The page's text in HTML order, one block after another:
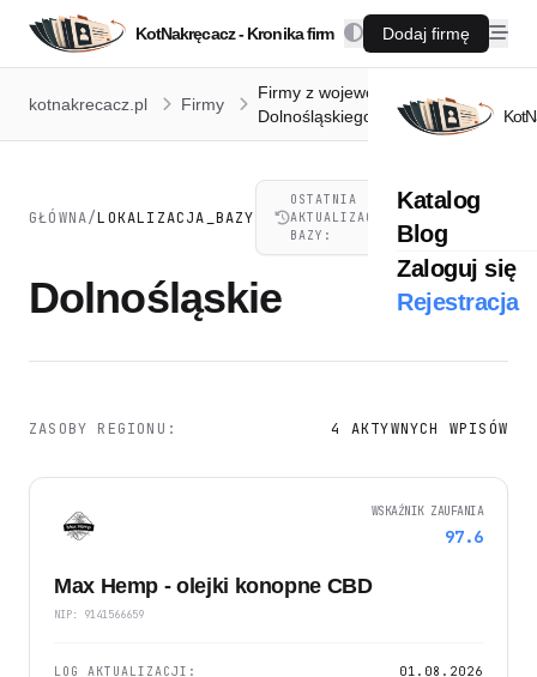
KotNakręcacz - Kronika firm Dodaj firmę
Katalog
Blog
Zaloguj się
Rejestracja
kotnakrecacz.pl Firmy
Firmy z województwa
Dolnośląskiego
GŁÓWNA/LOKALIZACJA_BAZY
OSTATNIA
AKTUALIZACJA
BAZY:
07.08.2026,
21:41
Dolnośląskie
ZASOBY REGIONU: 4 AKTYWNYCH WPISÓW
WSKAŹNIK ZAUFANIA
97.6
Max Hemp - olejki konopne CBD
NIP: 9141566659
LOG AKTUALIZACJI: 01.08.2026